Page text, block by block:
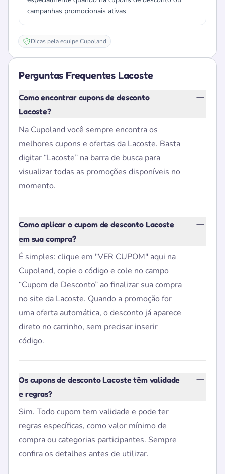
campanhas promocionais ativas
Dicas pela equipe Cupoland
Perguntas Frequentes Lacoste
Como encontrar cupons de desconto
Lacoste?
Na Cupoland você sempre encontra os
melhores cupons e ofertas da Lacoste. Basta
digitar “Lacoste” na barra de busca para
visualizar todas as promoções disponíveis no
momento.
Como aplicar o cupom de desconto Lacoste
em sua compra?
É simples: clique em "VER CUPOM" aqui na
Cupoland, copie o código e cole no campo
“Cupom de Desconto” ao finalizar sua compra
no site da Lacoste. Quando a promoção for
uma oferta automática, o desconto já aparece
direto no carrinho, sem precisar inserir
código.
Os cupons de desconto Lacoste têm validade
e regras?
Sim. Todo cupom tem validade e pode ter
regras específicas, como valor mínimo de
compra ou categorias participantes. Sempre
confira os detalhes antes de utilizar.